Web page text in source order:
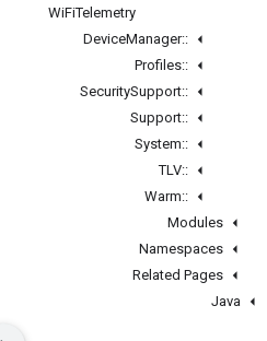
WiFiTelemetry
::
DeviceManager
::
Profiles
::
SecuritySupport
::
Support
::
System
::
TLV
::
Warm
Modules
Namespaces
Related Pages
Java
GitHub
OpenWeave
Happy
OpenThread